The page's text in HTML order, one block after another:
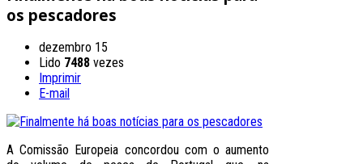
os pescadores
dezembro 15
Lido 7488 vezes
Imprimir
E-mail
A Comissão Europeia concordou com o aumento